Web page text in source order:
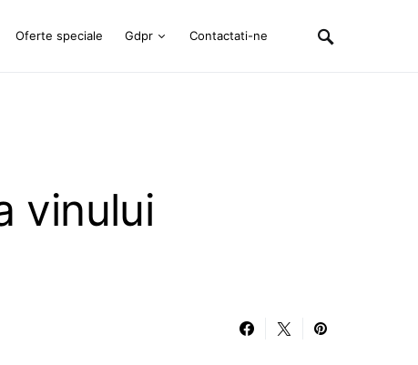
Oferte speciale Gdpr Contactati-ne
vinului